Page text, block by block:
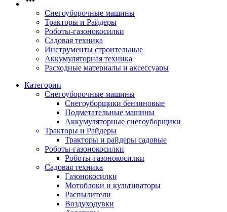
Снегоуборочные машины
Тракторы и Райдеры
Роботы-газонокосилки
Садовая техника
Инструменты строительные
Аккумуляторная техника
Расходные материалы и аксессуары
Категории
Снегоуборочные машины
Снегоуборщики бензиновые
Подметательные машины
Аккумуляторные снегоуборщики
Тракторы и Райдеры
Тракторы и райдеры садовые
Роботы-газонокосилки
Роботы-газонокосилки
Садовая техника
Газонокосилки
Мотоблоки и культиваторы
Распылители
Воздуходувки